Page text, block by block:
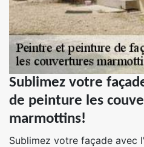
Sublimez votre
de peinture les
marmottins!
Sublimez votre façade avec